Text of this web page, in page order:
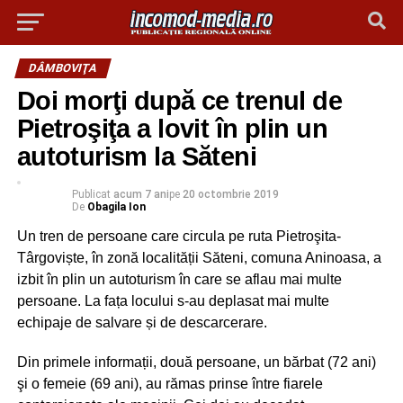
DÂMBOVIŢA
Doi morţi după ce trenul de
Pietroşiţa a lovit în plin un
autoturism la Săteni
Publicat acum 7 anipe 20 octombrie 2019
De Obagila Ion
Un tren de persoane care circula pe ruta Pietroşita-
Târgoviște, în zonă localității Săteni, comuna Aninoasa, a
izbit în plin un autoturism în care se aflau mai multe
persoane. La fața locului s-au deplasat mai multe
echipaje de salvare și de descarcerare.
Din primele informații, două persoane, un bărbat (72 ani)
şi o femeie (69 ani), au rămas prinse între fiarele